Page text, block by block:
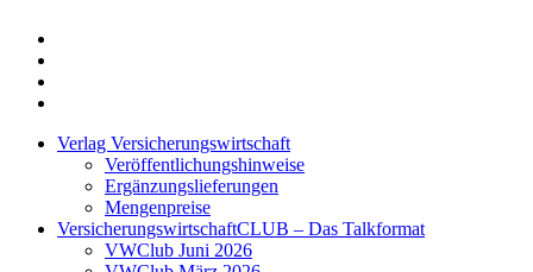
Verlag Versicherungswirtschaft
Veröffentlichungshinweise
Ergänzungslieferungen
Mengenpreise
VersicherungswirtschaftCLUB – Das Talkformat
VWClub Juni 2026